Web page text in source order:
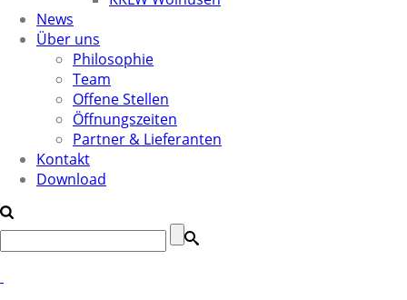
News
Über uns
Philosophie
Team
Offene Stellen
Öffnungszeiten
Partner & Lieferanten
Kontakt
Download